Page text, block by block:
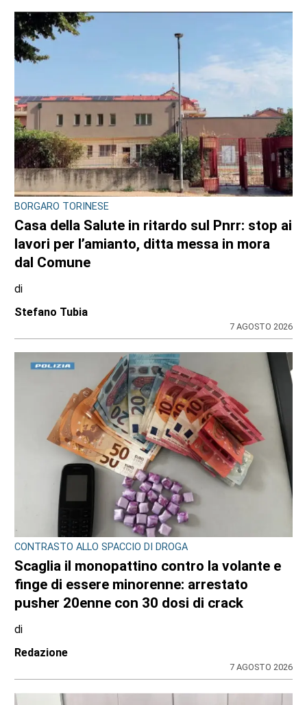
BORGARO TORINESE
Casa della Salute in ritardo sul Pnrr: stop ai
lavori per l’amianto, ditta messa in mora
dal Comune
di
Stefano Tubia
7 AGOSTO 2026
CONTRASTO ALLO SPACCIO DI DROGA
Scaglia il monopattino contro la volante e
finge di essere minorenne: arrestato
pusher 20enne con 30 dosi di crack
di
Redazione
7 AGOSTO 2026